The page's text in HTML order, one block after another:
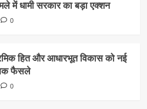
में धामी सरकार का बड़ा एक्शन
0
हित और आधारभूत विकास को नई
फैसले
0